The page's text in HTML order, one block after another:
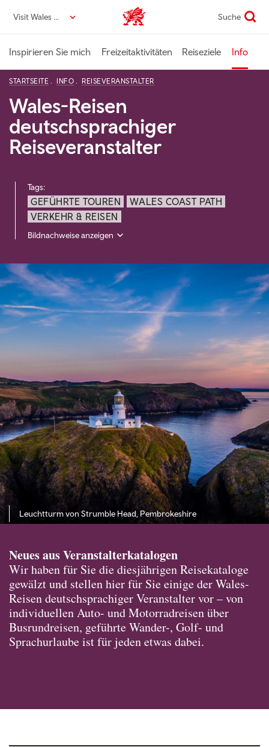
zumVisit Wales DE VisitWales home Suche
Inspirieren Sie mich Freizeitaktivitäten Reiseziele Info
STARTSEITE INFO REISEVERANSTALTER
Wales-Reisen
deutschsprachiger
Reiseveranstalter
Tags:
GEFÜHRTE TOUREN
WALES COAST PATH
VERKEHR & REISEN
Bildnachweise anzeigen
Leuchtturm von Strumble Head, Pembrokeshire
Neues aus Veranstalterkatalogen
Wir haben für Sie die diesjährigen Reisekataloge
gewälzt und stellen hier für Sie einige der Wales-
Reisen deutschsprachiger Veranstalter vor – von
individuellen Auto- und Motorradreisen über
Busrundreisen, geführte Wander-, Golf- und
Sprachurlaube ist für jeden etwas dabei.